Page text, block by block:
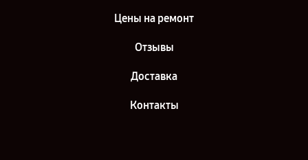
Цены на ремонт
Отзывы
Доставка
Контакты